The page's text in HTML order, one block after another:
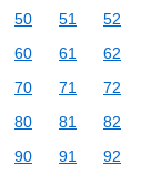
50 51
52
60 61
62
70 71
72
80 81
82
90 91
92